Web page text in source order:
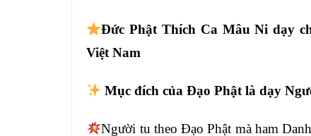
Đức Phật Thích Ca Mâu Ni dạy
Việt Nam
Mục đích của Đạo Phật là dạy
Người tu theo Đạo Phật mà ham Danh